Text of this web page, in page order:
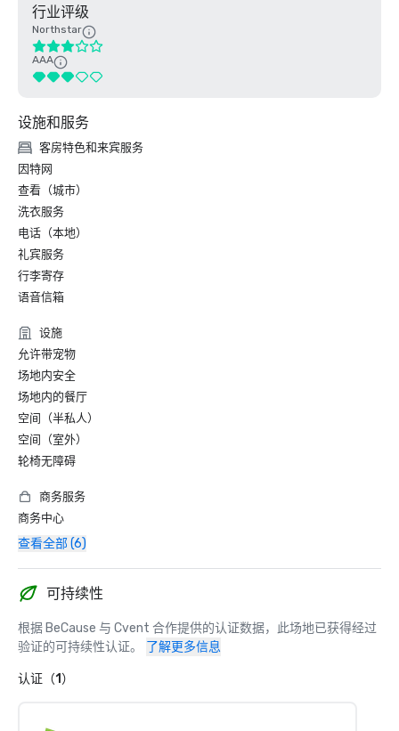
行业评级
Northstar
AAA
设施和服务
客房特色和来宾服务
因特网
查看（城市）
洗衣服务
电话（本地）
礼宾服务
行李寄存
语音信箱
设施
允许带宠物
场地内安全
场地内的餐厅
空间（半私人）
空间（室外）
轮椅无障碍
商务服务
商务中心
查看全部 (6)
可持续性
根据 BeCause 与 Cvent 合作提供的认证数据，此场地已获得经过
验证的可持续性认证。
了解更多信息
认证（1）